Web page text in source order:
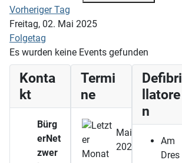
Vorheriger Tag
Freitag, 02. Mai 2025
Folgetag
Es wurden keine Events gefunden
Konta
kt
Bürg
erNet
zwer
Termi
ne
Mai
2025
Defibri
llatore
n
Am
Dres